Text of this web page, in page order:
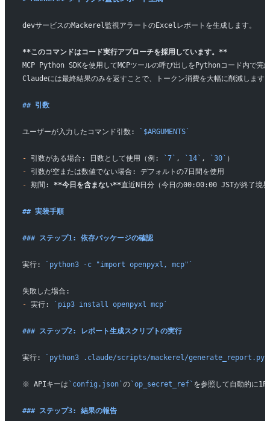
devサービスのMackerel監視アラートのExcelレポートを生成します。
**このコマンドはコード実行アプローチを採用しています。**
MCP Python SDKを使用してMCPツールの呼び出しをPythonコード内で完
Claudeには最終結果のみを返すことで、トークン消費を大幅に削減します
## 引数
ユーザーが入力したコマンド引数: `$ARGUMENTS`
- 引数がある場合: 日数として使用（例: `7` , `14` , `30` ）
- 引数が空または数値でない場合: デフォルトの7日間を使用
- 期間: **今日を含まない**直近N日分（今日の00:00:00 JSTが終了境
## 実装手順
### ステップ1: 依存パッケージの確認
実行: `python3 -c "import openpyxl, mcp"`
失敗した場合:
- 実行: `pip3 install openpyxl mcp`
### ステップ2: レポート生成スクリプトの実行
実行: `python3 .claude/scripts/mackerel/generate_report.py
※ APIキーは `config.json` の`op_secret_ref` を参照して自動的に
### ステップ3: 結果の報告